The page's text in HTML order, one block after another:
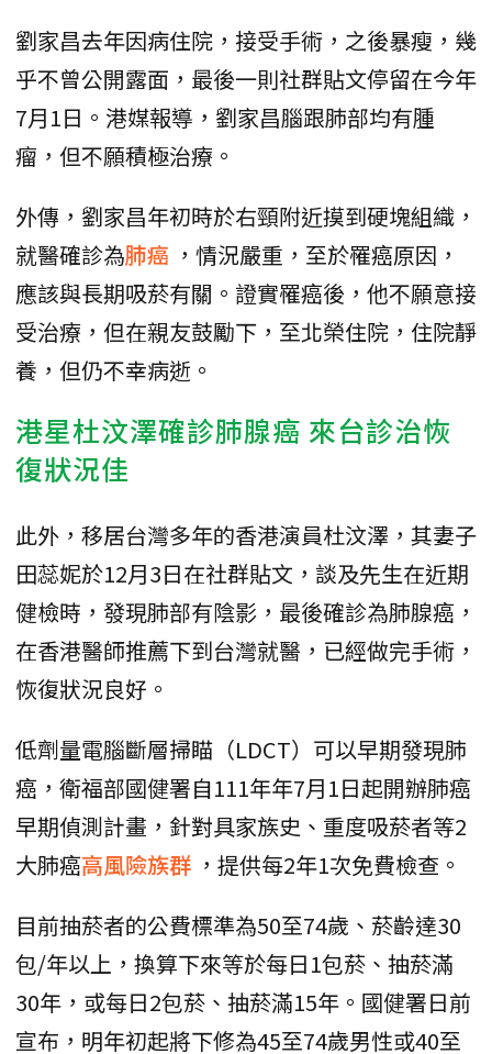
劉家昌去年因病住院，接受手術，之後暴瘦，幾
乎不曾公開露面，最後一則社群貼文停留在今年
7月1日。港媒報導，劉家昌腦跟肺部均有腫
瘤，但不願積極治療。
外傳，劉家昌年初時於右頸附近摸到硬塊組織，
就醫確診為肺癌 ，情況嚴重，至於罹癌原因，
應該與長期吸菸有關。證實罹癌後，他不願意接
受治療，但在親友鼓勵下，至北榮住院，住院靜
養，但仍不幸病逝。
港星杜汶澤確診肺腺癌 來台診治恢
復狀況佳
此外，移居台灣多年的香港演員杜汶澤，其妻子
田蕊妮於12月3日在社群貼文，談及先生在近期
健檢時，發現肺部有陰影，最後確診為肺腺癌，
在香港醫師推薦下到台灣就醫，已經做完手術，
恢復狀況良好。
低劑量電腦斷層掃瞄（LDCT）可以早期發現肺
癌，衛福部國健署自111年年7月1日起開辦肺癌
早期偵測計畫，針對具家族史、重度吸菸者等2
大肺癌高風險族群 ，提供每2年1次免費檢查。
目前抽菸者的公費標準為50至74歲、菸齡達30
包/年以上，換算下來等於每日1包菸、抽菸滿
30年，或每日2包菸、抽菸滿15年。國健署日前
宣布，明年初起將下修為45至74歲男性或40至